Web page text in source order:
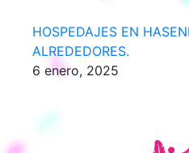
HOSPEDAJES EN
ALREDEDORES.
6 enero, 2025